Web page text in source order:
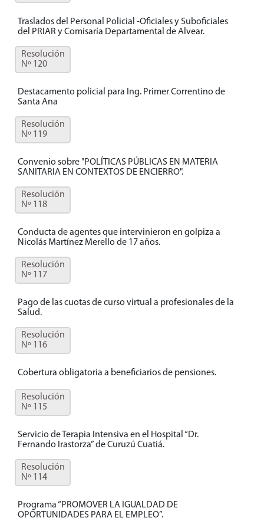
Traslados del Personal Policial -Oficiales y Suboficiales
del PRIAR y Comisaría Departamental de Alvear.
Resolución
Nº 120
Destacamento policial para Ing. Primer Correntino de
Santa Ana
Resolución
Nº 119
Convenio sobre "POLÍTICAS PÚBLICAS EN MATERIA
SANITARIA EN CONTEXTOS DE ENCIERRO".
Resolución
Nº 118
Conducta de agentes que intervinieron en golpiza a
Nicolás Martínez Merello de 17 años.
Resolución
Nº 117
Pago de las cuotas de curso virtual a profesionales de la
Salud.
Resolución
Nº 116
Cobertura obligatoria a beneficiarios de pensiones.
Resolución
Nº 115
Servicio de Terapia Intensiva en el Hospital “Dr.
Fernando Irastorza” de Curuzú Cuatiá.
Resolución
Nº 114
Programa “PROMOVER LA IGUALDAD DE
OPORTUNIDADES PARA EL EMPLEO”.